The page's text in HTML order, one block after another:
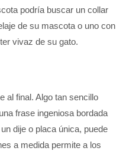
podría buscar un collar
de su mascota o uno con
vivaz de su gato.
al final. Algo tan sencillo
frase ingeniosa bordada
dije o placa única, puede
a medida permite a los